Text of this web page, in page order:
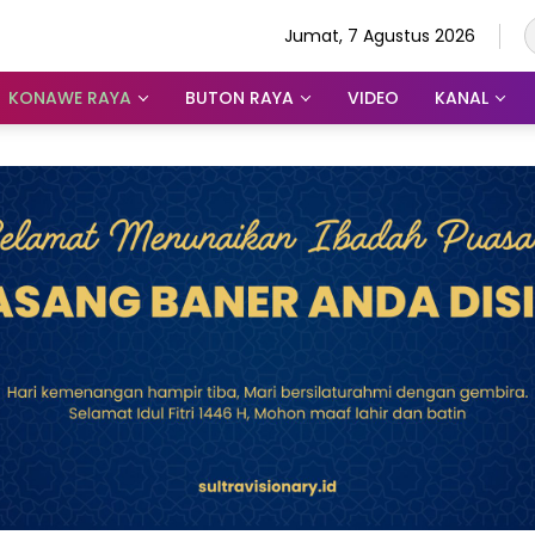
Jumat, 7 Agustus 2026
KONAWE RAYA BUTON RAYA VIDEO KANAL